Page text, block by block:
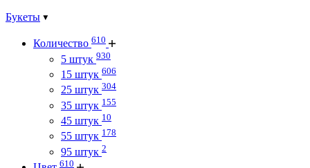
Букеты
Количество 610
5 штук 930
15 штук 606
25 штук 304
35 штук 155
45 штук 10
55 штук 178
95 штук 2
610